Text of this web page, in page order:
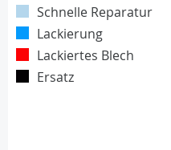
Schnelle Reparatur
Lackierung
Lackiertes Blech
Ersatz